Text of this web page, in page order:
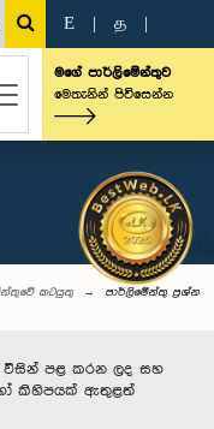
E த
මගේ පාර්ලිමේන්තුව
මෙතැනින් පිවිසෙන්න
කටයුතු පාර්ලි‌මේන්තු‌ ප්‍රශ්න
විසින් පළ කරන ලද සහ
කිහිපයක් ඇතුළත්